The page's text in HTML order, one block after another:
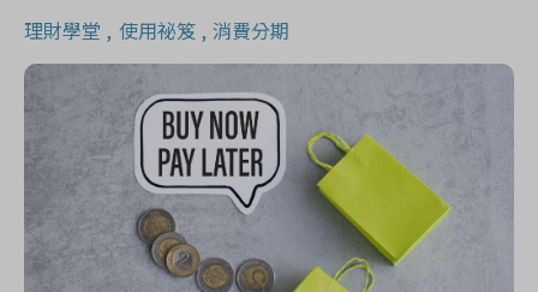
理財學堂 使用祕笈 消費分期